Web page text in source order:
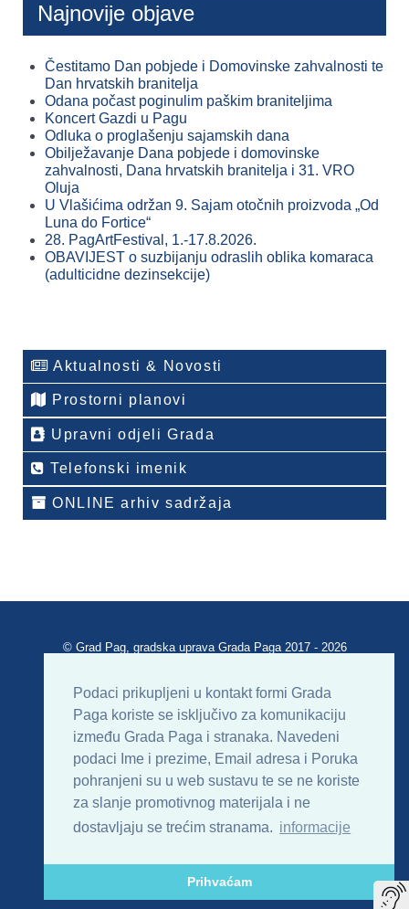
Podaci prikupljeni u kontakt formi Grada
Paga koriste se isključivo za komunikaciju
između Grada Paga i stranaka. Navedeni
podaci Ime i prezime, Email adresa i Poruka
pohranjeni su u web sustavu te se ne koriste
za slanje promotivnog materijala i ne
dostavljaju se trećim stranama. informacije
Prihvaćam
Najnovije objave
Čestitamo Dan pobjede i Domovinske zahvalnosti te
Dan hrvatskih branitelja
Odana počast poginulim paškim braniteljima
Koncert Gazdi u Pagu
Odluka o proglašenju sajamskih dana
Obilježavanje Dana pobjede i domovinske
zahvalnosti, Dana hrvatskih branitelja i 31. VRO
Oluja
U Vlašićima održan 9. Sajam otočnih proizvoda „Od
Luna do Fortice“
28. PagArtFestival, 1.-17.8.2026.
OBAVIJEST o suzbijanju odraslih oblika komaraca
(adulticidne dezinsekcije)
Aktualnosti & Novosti
Prostorni planovi
Upravni odjeli Grada
Telefonski imenik
ONLINE arhiv sadržaja
© Grad Pag, gradska uprava Grada Paga 2017 - 2026
Uvjeti korištenja Impressum
Kontakt
Sitemap
RSS